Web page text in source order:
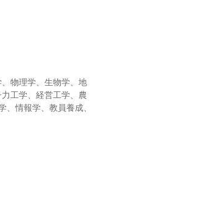
物理学、生物学、地
工学、経営工学、農
情報学、教員養成、